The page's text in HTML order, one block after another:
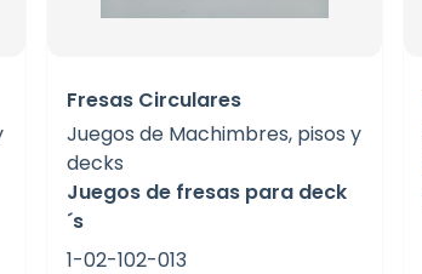
Fresas Circulares
Juegos de Machimbres, pisos y
decks
Juegos de fresas para deck
´s
1-02-102-013